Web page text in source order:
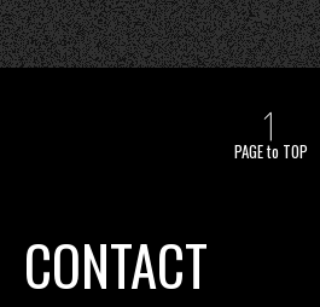
PAGE to TOP
CONTACT